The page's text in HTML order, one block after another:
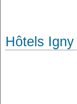
Hôtels Igny